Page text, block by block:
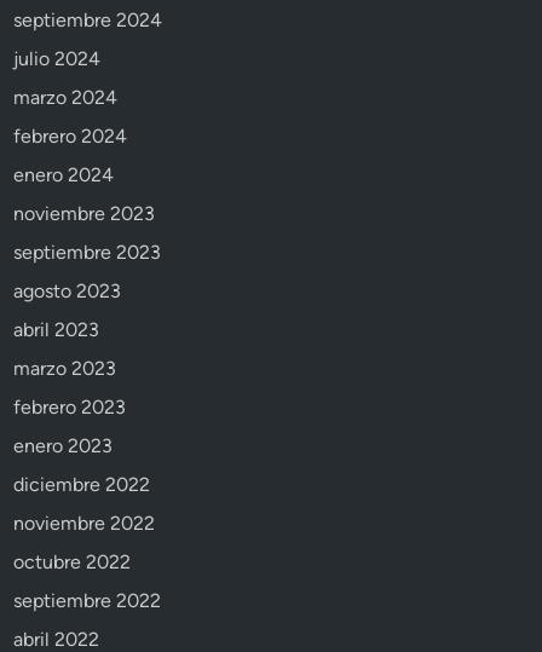
septiembre 2024
julio 2024
marzo 2024
febrero 2024
enero 2024
noviembre 2023
septiembre 2023
agosto 2023
abril 2023
marzo 2023
febrero 2023
enero 2023
diciembre 2022
noviembre 2022
octubre 2022
septiembre 2022
abril 2022